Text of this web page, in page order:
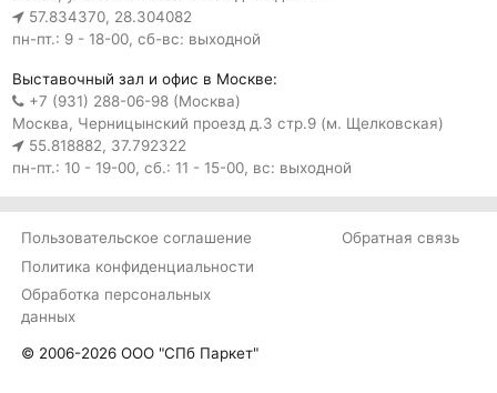
57.834370, 28.304082
пн-пт.: 9 - 18-00, сб-вс: выходной
Выставочный зал и офис в Москве:
+7 (931) 288-06-98 (Москва)
Москва, Черницынский проезд д.3 стр.9 (м. Щелковская)
55.818882, 37.792322
пн-пт.: 10 - 19-00, сб.: 11 - 15-00, вс: выходной
Пользовательское соглашение
Политика конфиденциальности
Обработка персональных
данных
Обратная связь
© 2006-2026 ООО "СПб Паркет"